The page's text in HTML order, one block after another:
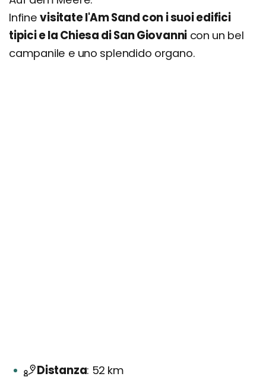
Infinevisitate l'Am Sand con i suoi edifici
tipici e la Chiesa di San Giovanni con un bel
campanile e uno splendido organo.
Distanza 52 km